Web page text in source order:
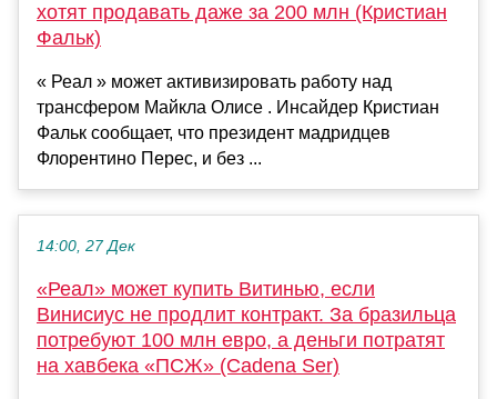
хотят продавать даже за 200 млн (Кристиан
Фальк)
« Реал » может активизировать работу над
трансфером Майкла Олисе . Инсайдер Кристиан
Фальк сообщает, что президент мадридцев
Флорентино Перес, и без ...
14:00, 27 Дек
«Реал» может купить Витинью, если
Винисиус не продлит контракт. За бразильца
потребуют 100 млн евро, а деньги потратят
на хавбека «ПСЖ» (Cadena Ser)